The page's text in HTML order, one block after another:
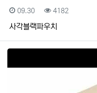
등록일
09.30 조회
4182
사각블랙파우치